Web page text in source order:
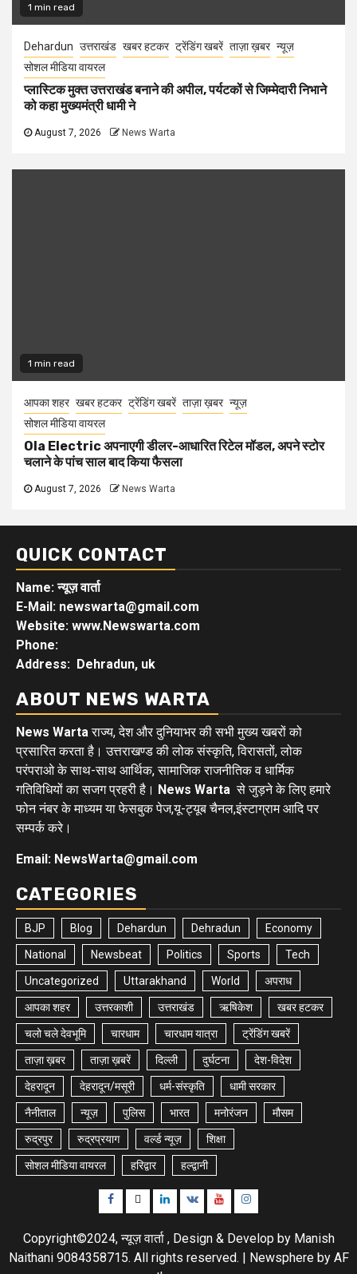
1 min read
Dehardun उत्तराखंड खबर हटकर ट्रेंडिंग खबरें ताज़ा ख़बर न्यूज़
सोशल मीडिया वायरल
प्लास्टिक मुक्त उत्तराखंड बनाने की अपील, पर्यटकों से जिम्मेदारी निभाने
को कहा मुख्यमंत्री धामी ने
August 7, 2026 News Warta
1 min read
आपका शहर खबर हटकर ट्रेंडिंग खबरें ताज़ा ख़बर न्यूज़
सोशल मीडिया वायरल
Ola Electric अपनाएगी डीलर-आधारित रिटेल मॉडल, अपने स्टोर
चलाने के पांच साल बाद किया फैसला
August 7, 2026 News Warta
QUICK CONTACT
Name: न्यूज़ वार्ता
E-Mail: newswarta@gmail.com
Website: www.Newswarta.com
Phone:
Address: Dehradun, uk
ABOUT NEWS WARTA
News Wartaराज्य, देश और दुनियाभर की सभी मुख्य खबरों को
प्रसारित करता है। उत्तराखण्ड की लोक संस्कृति, विरासतों, लोक
परंपराओ के साथ-साथ आर्थिक, सामाजिक राजनीतिक व धार्मिक
गतिविधियों का सजग प्रहरी है। News Warta से जुड़ने के लिए हमारे
फोन नंबर के माध्यम या फेसबुक पेज,यू-ट्यूब चैनल,इंस्टाग्राम आदि पर
सम्पर्क करे।
Email: NewsWarta@gmail.com
CATEGORIES
BJP Blog Dehardun Dehradun Economy
National Newsbeat Politics Sports Tech
Uncategorized Uttarakhand World अपराध
आपका शहर उत्तरकाशी उत्तराखंड ऋषिकेश खबर हटकर
चलो चले देवभूमि चारधाम चारधाम यात्रा ट्रेंडिंग खबरें
ताज़ा ख़बर ताज़ा ख़बरें दिल्ली दुर्घटना देश-विदेश
देहरादून देहरादून/मसूरी धर्म-संस्कृति धामी सरकार
नैनीताल न्यूज़ पुलिस भारत मनोरंजन मौसम
रुद्रपुर रुद्रप्रयाग वर्ल्ड न्यूज़ शिक्षा
सोशल मीडिया वायरल हरिद्वार हल्द्वानी
Facebook
TwitterLinkedin
VK YoutubeInstagram
Copyright©2024, न्यूज़ वार्ता , Design & Develop by Manish
Naithani 9084358715. All rights reserved. | Newsphereby AF